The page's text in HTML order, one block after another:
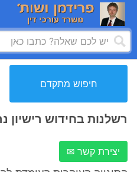
חיפוש מתקדם
רשלנות בחידוש רישיון
יצירת קשר ✉